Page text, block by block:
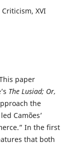
XVI
paper
The Lusiad; Or,
the
Camões’
In the first
that both